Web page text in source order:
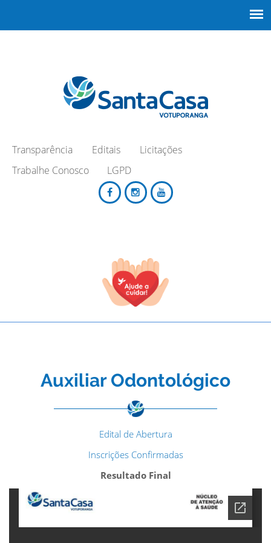
Transparência Editais
Licitações
Trabalhe Conosco
LGPD
Auxiliar Odontológico
Edital de Abertura
Inscrições Confirmadas
Resultado Final